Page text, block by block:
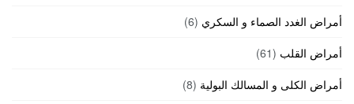
أمراض الغدد الصماء و السكري (6)
أمراض القلب (61)
أمراض الكلى و المسالك البولية (8)